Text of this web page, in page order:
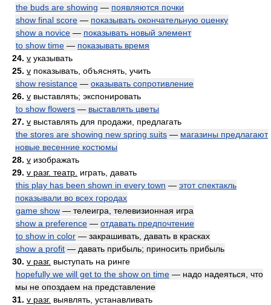
the buds are showing — появляются почки
show final score — показывать окончательную оценку
show a novice — показывать новый элемент
to show time — показывать время
24. v указывать
25. v показывать, объяснять, учить
show resistance — оказывать сопротивление
26. v выставлять; экспонировать
to show flowers — выставлять цветы
27. v выставлять для продажи, предлагать
the stores are showing new spring suits — магазины предлагают
новые весенние костюмы
28. v изображать
29. v разг. театр. играть, давать
this play has been shown in every town — этот спектакль
показывали во всех городах
game show — телеигра, телевизионная игра
show a preference — отдавать предпочтение
to show in color — закрашивать, давать в красках
show a profit — давать прибыль; приносить прибыль
30. v разг. выступать на ринге
hopefully we will get to the show on time — надо надеяться, что
мы не опоздаем на представление
31. v разг. выявлять, устанавливать